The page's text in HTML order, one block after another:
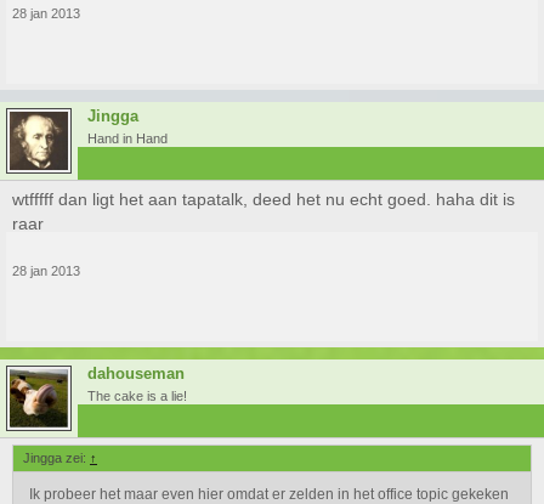
28 jan 2013
Jingga
Hand in Hand
wtfffff dan ligt het aan tapatalk, deed het nu echt goed. haha dit is
raar
28 jan 2013
dahouseman
The cake is a lie!
Jingga zei: ↑
Ik probeer het maar even hier omdat er zelden in het office topic gekeken